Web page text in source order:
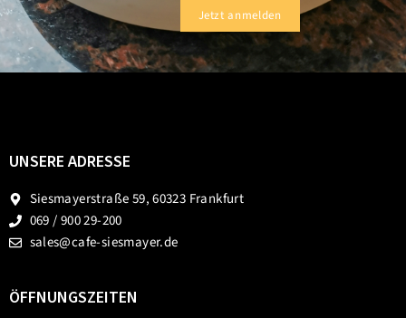
UNSERE ADRESSE
Siesmayerstraße 59, 60323 Frankfurt
069 / 900 29-200
sales@cafe-siesmayer.de
ÖFFNUNGSZEITEN